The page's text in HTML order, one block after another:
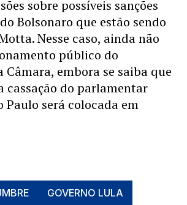
sobre possíveis sanções
Bolsonaro que estão sendo
Nesse caso, ainda não
público do
Câmara, embora se saiba que
cassação do parlamentar
Paulo será colocada em
GOVERNO LULA